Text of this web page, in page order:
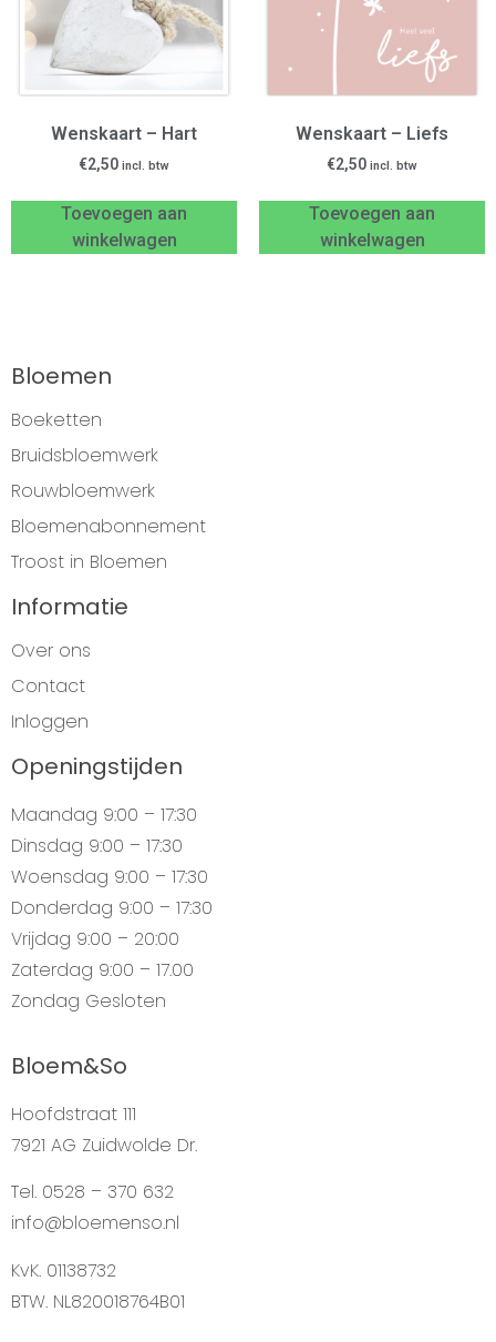
Wenskaart – Hart
€2,50 incl. btw
Toevoegen aan
winkelwagen
Wenskaart – Liefs
€2,50 incl. btw
Toevoegen aan
winkelwagen
Bloemen
Boeketten
Bruidsbloemwerk
Rouwbloemwerk
Bloemenabonnement
Troost in Bloemen
Informatie
Over ons
Contact
Inloggen
Openingstijden
Maandag 9:00 – 17:30
Dinsdag 9:00 – 17:30
Woensdag 9:00 – 17:30
Donderdag 9:00 – 17:30
Vrijdag 9:00 – 20:00
Zaterdag 9:00 – 17.00
Zondag Gesloten
Bloem&So
Hoofdstraat 111
7921 AG Zuidwolde Dr.
Tel. 0528 – 370 632
info@bloemenso.nl
KvK. 01138732
BTW. NL820018764B01